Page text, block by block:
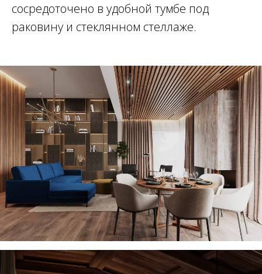
сосредоточено в удобной тумбе под
раковину и стеклянном стеллаже.